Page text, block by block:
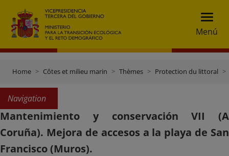
Menú
Home Côtes et milieu marin Thèmes Protection du littoral
Navigation
Mantenimiento y conservación VII (A
Coruña). Mejora de accesos a la playa de San
Francisco (Muros).